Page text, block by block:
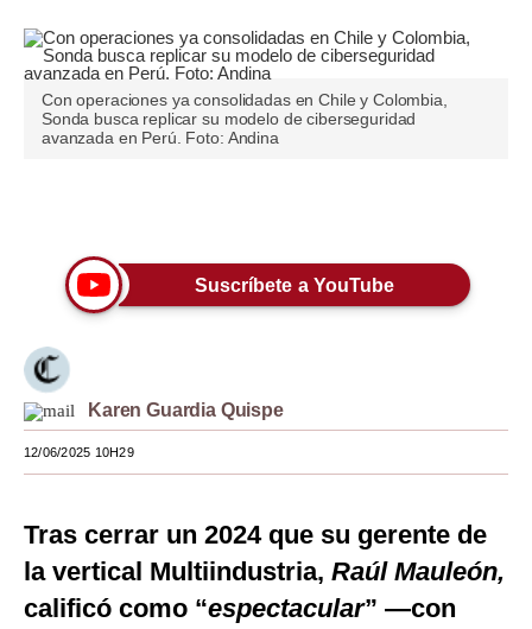
Blogs
Lujo
Estilos
EEUU
México
Tecnología
Club del Suscriptor
Con operaciones ya consolidadas en Chile y Colombia,
Sonda busca replicar su modelo de ciberseguridad
avanzada en Perú. Foto: Andina
Suscríbete a YouTube
Karen Guardia Quispe
12/06/2025 10H29
Tras cerrar un 2024 que su gerente de
la vertical Multiindustria, Raúl Mauleón,
calificó como “espectacular” —con